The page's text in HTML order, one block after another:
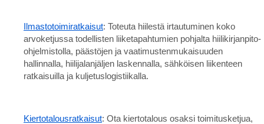
Ilmastotoimiratkaisut: Toteuta hiilestä irtautuminen koko
arvoketjussa todellisten liiketapahtumien pohjalta hiilikirjanpito-
ohjelmistolla, päästöjen ja vaatimustenmukaisuuden
hallinnalla, hiilijalanjäljen laskennalla, sähköisen liikenteen
ratkaisuilla ja kuljetuslogistiikalla.
Kiertotalousratkaisut: Ota kiertotalous osaksi toimitusketjua,